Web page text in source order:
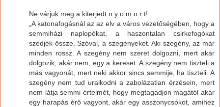
Ne várjuk meg a kiterjedt n y o m o r t!
„A katonafogásnál az az elv a város vezetőségében, hogy a
semmiházi naplopókat, a haszontalan csirkefogókat
szedjék össze. Szóval, a szegényeket. Aki szegény, az már
minden rossz. A szegény nem szeret dolgozni, mert akár
dolgozik, akár nem, egy a kereset. A szegény nem tiszteli a
más vagyonát, mert neki akkor sincs semmije, ha tiszteli. A
szegény nem tud uralkodni a zabolázatlan érzésein, mert
nem látja semmi értelmét, hogy megtagadjon magától akár
egy harapás érő vagyont, akár egy asszonycsókot, amihez